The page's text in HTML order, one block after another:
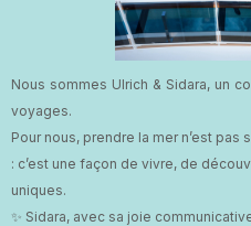
Nous sommes Ulrich & Sidara, un
voyages.
Pour nous, prendre la mer n’est
: c’est une façon de vivre, de
uniques.
✨ Sidara, avec sa joie